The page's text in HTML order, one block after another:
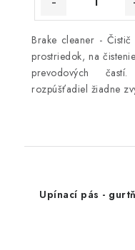
Brake cleaner -
prostriedok, na
prevodových
rozpúšťadiel žiadne
Upínací pás -